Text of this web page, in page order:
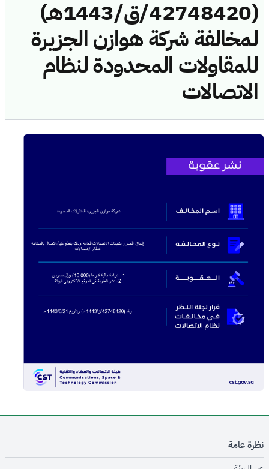
(42748420/ق/1443هـ)
لمخالفة شركة هوازن الجزيرة
للمقاولات المحدودة لنظام
الاتصالات
نظرة عامة